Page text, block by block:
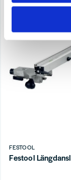
FESTOOL
Festool